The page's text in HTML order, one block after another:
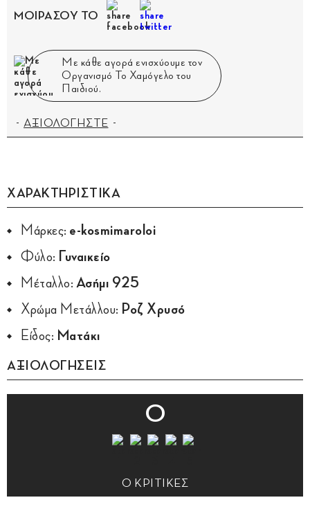
ΜΟΙΡΑΣΟΥ ΤΟ
Με κάθε αγορά ενισχύουμε τον
Οργανισμό Το Χαμόγελο του
Παιδιού.
ΑΞΙΟΛΟΓΗΣΤΕ
ΧΑΡΑΚΤΗΡΙΣΤΙΚΑ
Μάρκες: e-kosmimaroloi
Φύλο:
Γυναικείο
Μέταλλο: Ασήμι 925
Χρώμα Μετάλλου: Ροζ Χρυσό
Είδος: Ματάκι
ΑΞΙΟΛΟΓΗΣΕΙΣ
0
0 ΚΡΙΤΙΚΕΣ